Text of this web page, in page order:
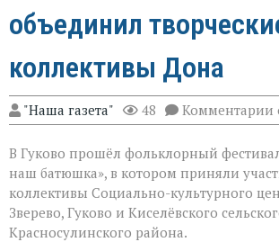
объединил
коллективы Дона
"Наша газета" 48 Комментарии к
В Гуково прошёл фольклорный
наш батюшка», в котором приняли
коллективы Социально-культурного
Зверево, Гуково и Киселёвского
Красносулинского района.